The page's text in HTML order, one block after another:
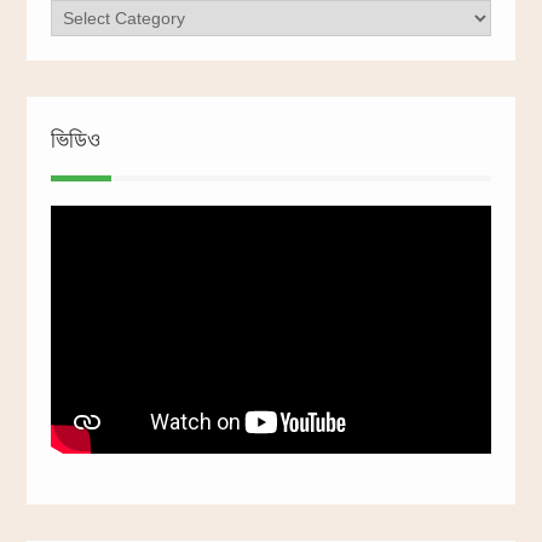
ক্যাটাগরি
ভিডিও